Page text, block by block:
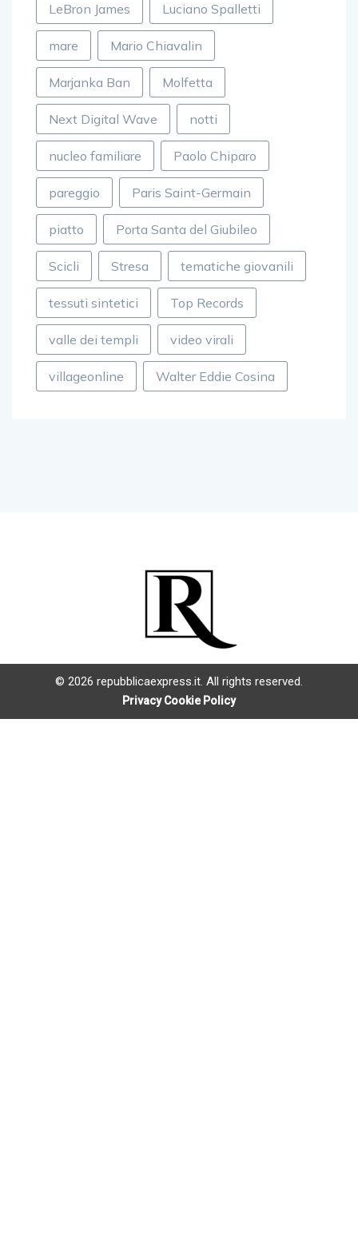
LeBron James Luciano Spalletti
mare Mario Chiavalin
Marjanka Ban Molfetta
Next Digital Wave notti
nucleo familiare Paolo Chiparo
pareggio Paris Saint-Germain
piatto Porta Santa del Giubileo
Scicli Stresa tematiche giovanili
tessuti sintetici Top Records
valle dei templi video virali
villageonline Walter Eddie Cosina
© 2026 repubblicaexpress.it. All rights reserved.
Privacy Cookie Policy